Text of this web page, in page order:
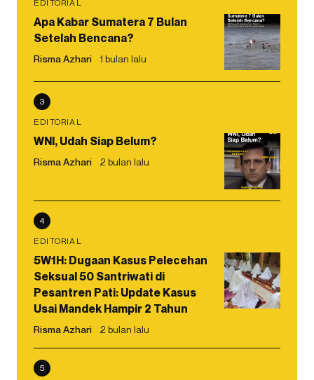
EDITORIAL
Apa Kabar Sumatera 7 Bulan
Setelah Bencana?
Risma Azhari 1 bulan lalu
3
EDITORIAL
WNI, Udah Siap Belum?
Risma Azhari 2 bulan lalu
4
EDITORIAL
5W1H: Dugaan Kasus Pelecehan
Seksual 50 Santriwati di
Pesantren Pati: Update Kasus
Usai Mandek Hampir 2 Tahun
Risma Azhari 2 bulan lalu
5